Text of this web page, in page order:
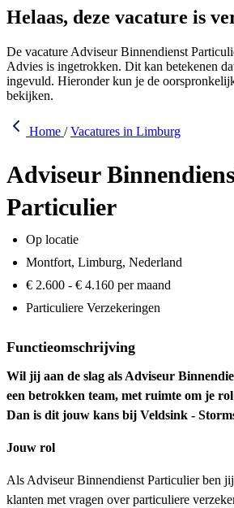
Helaas, deze vacature is
De vacature Adviseur Binnendienst
Advies is ingetrokken. Dit kan betekenen
ingevuld. Hieronder kun je de
bekijken.
Home / Vacatures in Limburg
Adviseur
Particulier
Op locatie
Montfort, Limburg, Nederland
€ 2.600 - € 4.160 per maand
Particuliere Verzekeringen
Functieomschrijving
Wil jij aan de slag als Adviseur
een betrokken team, met ruimte om je
Dan is dit jouw kans bij Veldsink -
Jouw rol
Als Adviseur Binnendienst Particulier ben
klanten met vragen over particuliere